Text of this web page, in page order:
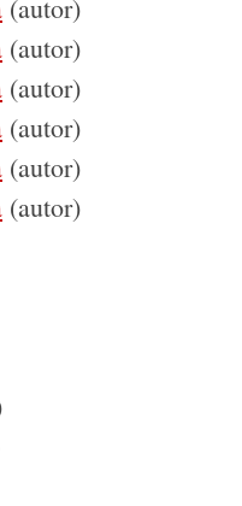
(autor)
(autor)
(autor)
(autor)
(autor)
(autor)